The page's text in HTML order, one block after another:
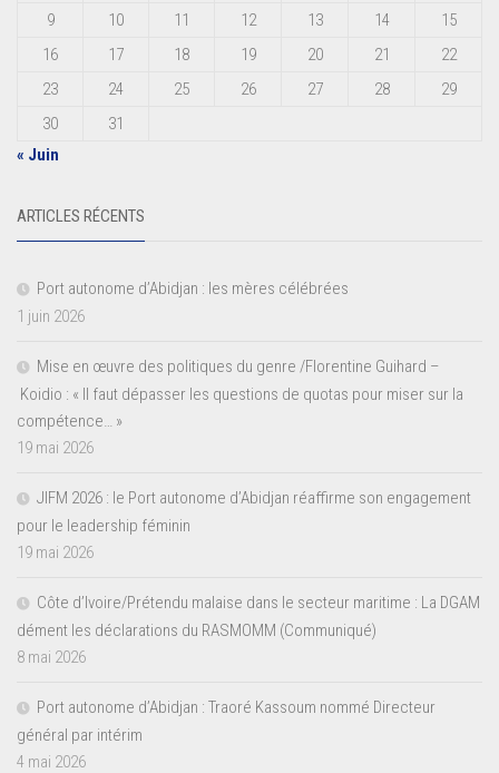
9
10 11 12 13 14
15
16
17 18 19 20 21
22
23
24 25 26 27 28
29
30
31
« Juin
ARTICLES RÉCENTS
Port autonome d’Abidjan : les mères célébrées
1 juin 2026
Mise en œuvre des politiques du genre /Florentine Guihard –
Koidio : « Il faut dépasser les questions de quotas pour miser sur la
compétence… »
19 mai 2026
JIFM 2026 : le Port autonome d’Abidjan réaffirme son engagement
pour le leadership féminin
19 mai 2026
Côte d’Ivoire/Prétendu malaise dans le secteur maritime : La DGAM
dément les déclarations du RASMOMM (Communiqué)
8 mai 2026
Port autonome d’Abidjan : Traoré Kassoum nommé Directeur
général par intérim
4 mai 2026